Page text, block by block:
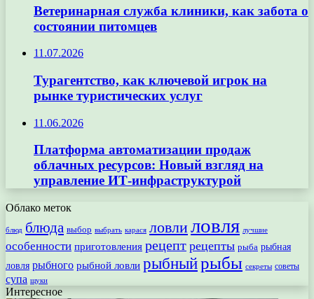
Ветеринарная служба клиники, как забота о
состоянии питомцев
11.07.2026
Турагентство, как ключевой игрок на
рынке туристических услуг
11.06.2026
Платформа автоматизации продаж
облачных ресурсов: Новый взгляд на
управление ИТ-инфраструктурой
Облако меток
блюд блюда выбор выбрать карася ловлиловля лучшие
особенности приготовления рецепт рецепты рыба рыбная
ловля рыбного рыбной ловли рыбныйрыбы секреты советы
супа щуки
Интересное